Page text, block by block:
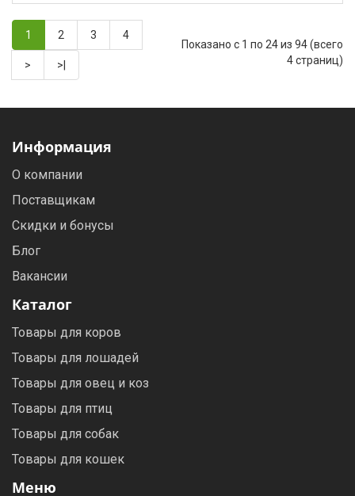
1 2 3 4
> >|
Показано с 1 по 24 из 94 (всего
4 страниц)
Информация
О компании
Поставщикам
Скидки и бонусы
Блог
Вакансии
Каталог
Товары для коров
Товары для лошадей
Товары для овец и коз
Товары для птиц
Товары для собак
Товары для кошек
Меню